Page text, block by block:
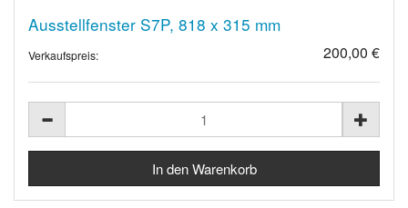
Ausstellfenster S7P, 818 x 315 mm
Verkaufspreis: 200,00 €